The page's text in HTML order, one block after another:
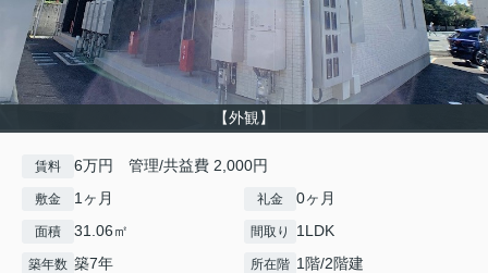
【外観】
賃料 6万円 管理/共益費 2,000円
敷金 1ヶ月 礼金 0ヶ月
面積 31.06㎡ 間取り 1LDK
築年数 築7年 所在階 1階/2階建